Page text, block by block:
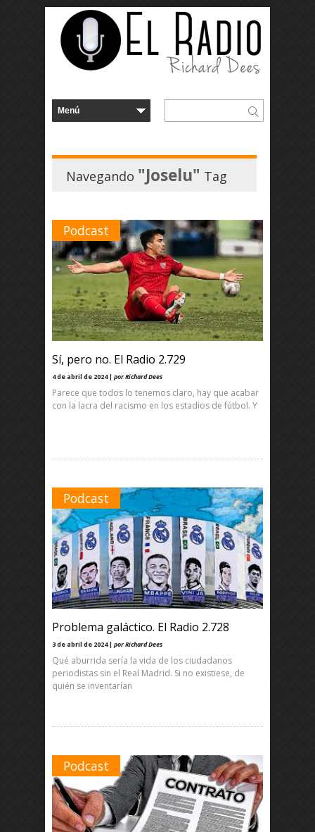
Navegando "Joselu" Tag
Podcast
Sí, pero no. El Radio 2.729
4 de abril de 2024 | por Richard Dees
Parece que todos lo tenemos claro, hay que acabar
con la lacra del racismo en los estadios de fútbol. Y
Podcast
Problema galáctico. El Radio 2.728
3 de abril de 2024 | por Richard Dees
Qué aburrida sería la vida de los ciudadanos
periodistas sin el Real Madrid. Si no existiese, de
quién se inventarían
Podcast